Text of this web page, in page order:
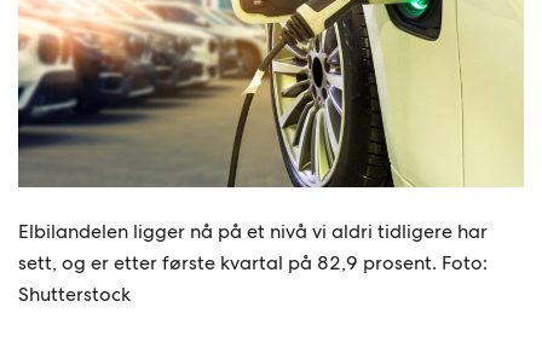
Elbilandelen ligger nå på et nivå vi aldri tidligere har
sett, og er etter første kvartal på 82,9 prosent. Foto:
Shutterstock